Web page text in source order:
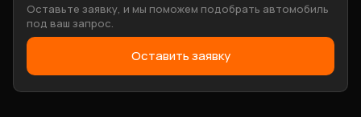
Оставьте заявку, и мы поможем подобрать автомобиль
под ваш запрос.
Оставить заявку